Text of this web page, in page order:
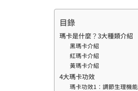
目錄
瑪卡是什麼？3大種類介紹
黑瑪卡介紹
紅瑪卡介紹
黃瑪卡介紹
4大瑪卡功效
瑪卡功效1：調節生理機能